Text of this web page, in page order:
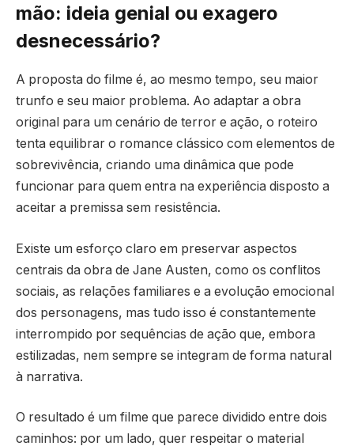
mão: ideia genial ou exagero
desnecessário?
A proposta do filme é, ao mesmo tempo, seu maior
trunfo e seu maior problema. Ao adaptar a obra
original para um cenário de terror e ação, o roteiro
tenta equilibrar o romance clássico com elementos de
sobrevivência, criando uma dinâmica que pode
funcionar para quem entra na experiência disposto a
aceitar a premissa sem resistência.
Existe um esforço claro em preservar aspectos
centrais da obra de Jane Austen, como os conflitos
sociais, as relações familiares e a evolução emocional
dos personagens, mas tudo isso é constantemente
interrompido por sequências de ação que, embora
estilizadas, nem sempre se integram de forma natural
à narrativa.
O resultado é um filme que parece dividido entre dois
caminhos: por um lado, quer respeitar o material